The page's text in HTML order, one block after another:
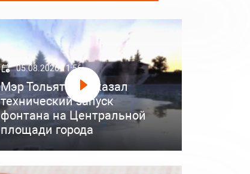
05.08.2026 11:56
Мэр Тольятти показал
технический запуск
фонтана на Центральной
площади города